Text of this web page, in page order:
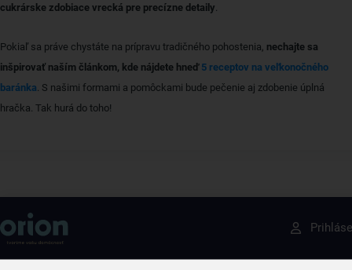
cukrárske zdobiace vrecká pre precízne detaily
Pokiaľ sa práve chystáte na prípravu tradičného pohostenia, nechajte sa
inšpirovať naším článkom, kde nájdete hneď 5 receptov na veľkonočného
baránka . S našimi formami a pomôckami bude pečenie aj zdobenie úplná
hračka. Tak hurá do toho!
Získajte rady, recepty a tipy na zľavy skôr ako
ktokoľvek iný
Prihláste sa k odberu nášho newslettera.